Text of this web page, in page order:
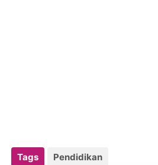
Tags
Pendidikan